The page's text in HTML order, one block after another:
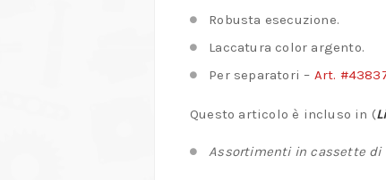
Robusta esecuzione.
Laccatura color argento.
Per separatori – Art.
Questo articolo è incluso in (
Assortimenti in cassette di